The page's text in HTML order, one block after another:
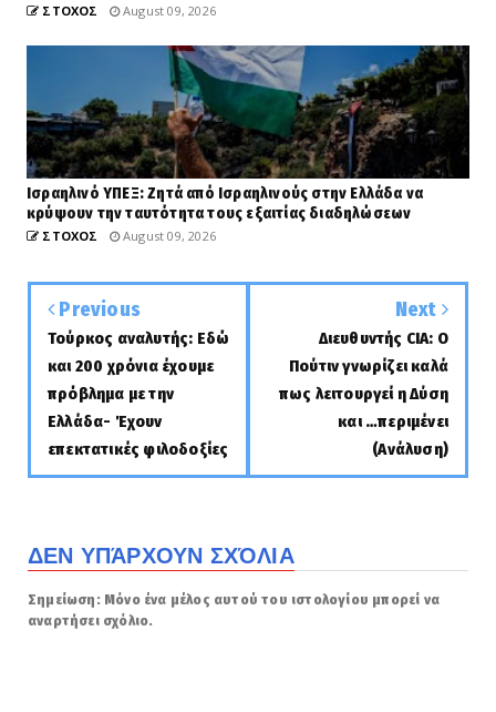
ΣΤΟΧΟΣ August 09, 2026
Ισραηλινό ΥΠΕΞ: Ζητά από Ισραηλινούς στην Ελλάδα να
κρύψουν την ταυτότητα τους εξαιτίας διαδηλώσεων
ΣΤΟΧΟΣ August 09, 2026
Previous
Τούρκος αναλυτής: Εδώ
και 200 χρόνια έχουμε
πρόβλημα με την
Ελλάδα- Έχουν
επεκτατικές φιλοδοξίες
Next
Διευθυντής CIA: Ο
Πούτιν γνωρίζει καλά
πως λειτουργεί η Δύση
και …περιμένει
(Ανάλυση)
ΔΕΝ ΥΠΆΡΧΟΥΝ ΣΧΌΛΙΑ
Σημείωση: Μόνο ένα μέλος αυτού του ιστολογίου μπορεί να
αναρτήσει σχόλιο.